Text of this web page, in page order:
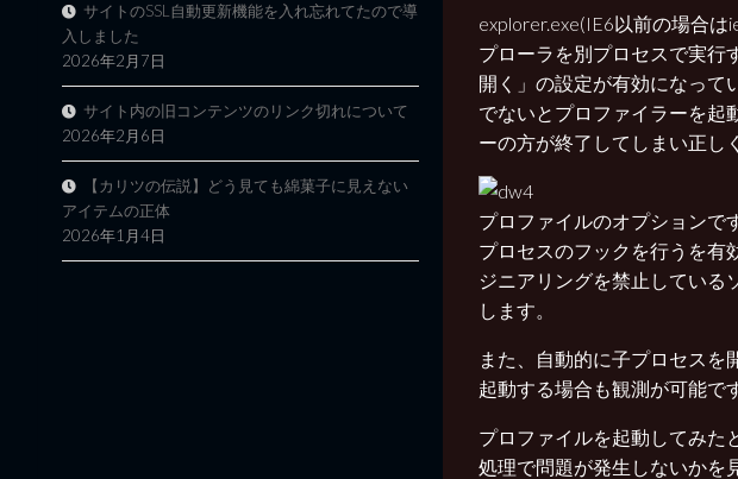
explorer.exe(IE6以前の場合は
プローラを別プロセスで実行
開く」の設定が有効になって
でないとプロファイラーを起
ーの方が終了してしまい正し
プロファイルのオプションで
プロセスのフックを行うを有
ジニアリングを禁止している
します。
また、自動的に子プロセスを
起動する場合も観測が可能で
プロファイルを起動してみた
処理で問題が発生しないかを
サイトのSSL自動更新機能を入れ忘れてたので導
入しました
2026年2月7日
サイト内の旧コンテンツのリンク切れについて
2026年2月6日
【カリツの伝説】どう見ても綿菓子に見えない
アイテムの正体
2026年1月4日